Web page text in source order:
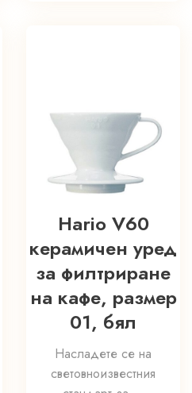
Hario V60
керамичен уред
за филтриране
на кафе, размер
01, бял
Насладете се на
световноизвестния